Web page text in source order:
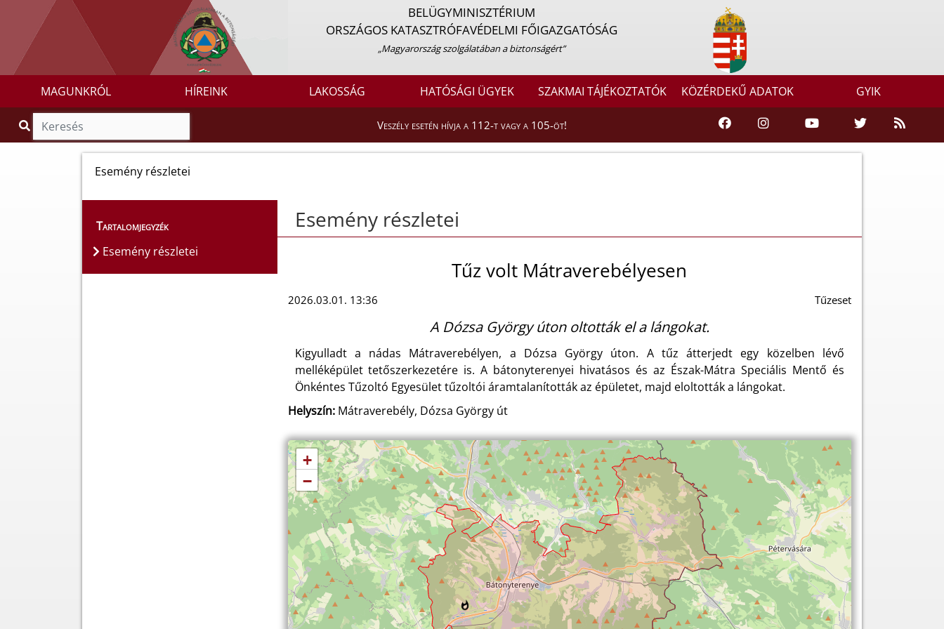
BELÜGYMINISZTÉRIUM
ORSZÁGOS KATASZTRÓFAVÉDELMI FŐIGAZGATÓSÁG
„Magyarország szolgálatában a biztonságért”
MAGUNKRÓL HÍREINK LAKOSSÁG HATÓSÁGI ÜGYEK SZAKMAI TÁJÉKOZTATÓK KÖZÉRDEKŰ ADATOK GYIK
Veszély esetén hívja a 112-t vagy a 105-öt!
Esemény részletei
Tartalomjegyzék
Esemény részletei
Esemény részletei
Tűz volt Mátraverebélyesen
2026.03.01. 13:36 Tűzeset
A Dózsa György úton oltották el a lángokat.
Kigyulladt a nádas Mátraverebélyen, a Dózsa György úton. A tűz átterjedt egy közelben lévő
melléképület tetőszerkezetére is. A bátonyterenyei hivatásos és az Észak-Mátra Speciális Mentő és
Önkéntes Tűzoltó Egyesület tűzoltói áramtalanították az épületet, majd eloltották a lángokat.
Helyszín:Mátraverebély, Dózsa György út
+
−